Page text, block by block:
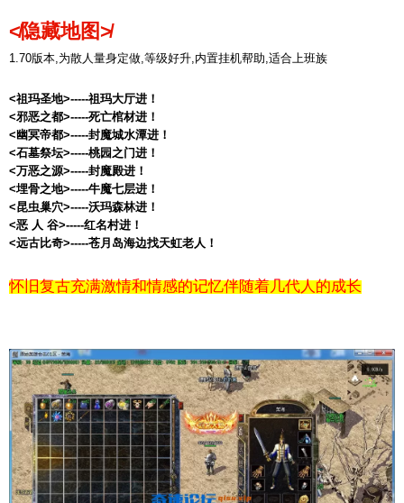
≮隐藏地图≯
1.70版本,为散人量身定做,等级好升,内置挂机帮助,适合上班族
<祖玛圣地>-----祖玛大厅进！
<邪恶之都>-----死亡棺材进！
<幽冥帝都>-----封魔城水潭进！
<石墓祭坛>-----桃园之门进！
<万恶之源>-----封魔殿进！
<埋骨之地>-----牛魔七层进！
<昆虫巢穴>-----沃玛森林进！
<恶 人 谷>-----红名村进！
<远古比奇>-----苍月岛海边找天虹老人！
怀旧复古充满激情和情感的记忆伴随着几代人的成长